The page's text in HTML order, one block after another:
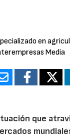
en
Media
que